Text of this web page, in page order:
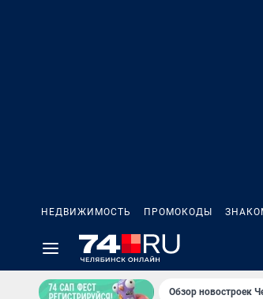
НЕДВИЖИМОСТЬ ПРОМОКОДЫ
Обзор новостроек